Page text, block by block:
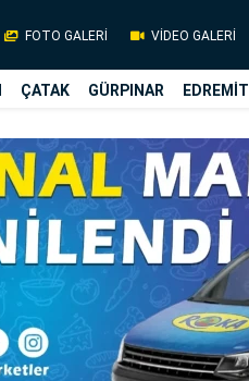
FOTO GALERİ VİDEO GALERİ
ÇATAK GÜRPINAR EDREMİT